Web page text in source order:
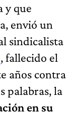
y que
envió un
sindicalista
, fallecido el
años contra
palabras, la
en su